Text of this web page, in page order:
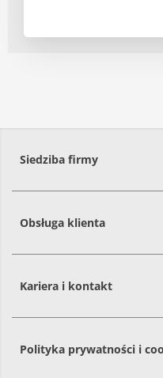
Siedziba firmy
Obsługa klienta
Kariera i kontakt
Polityka prywatności i